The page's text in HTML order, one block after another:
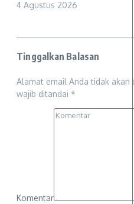
4 Agustus 2026
Tinggalkan Balasan
Alamat email Anda tidak akan
wajib ditandai *
Komentar